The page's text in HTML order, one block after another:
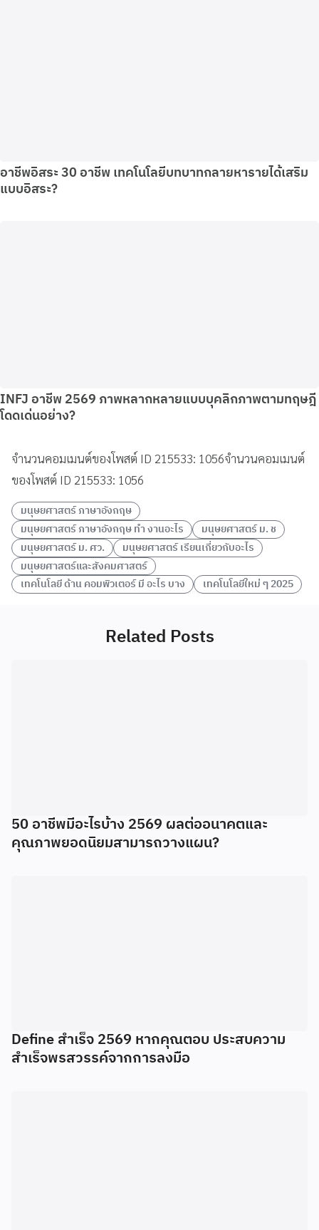
อาชีพอิสระ 30 อาชีพ เทคโนโลยีบทบาทกลายหารายได้เสริม
แบบอิสระ?
INFJ อาชีพ 2569 ภาพหลากหลายแบบบุคลิกภาพตามทฤษฎี
โดดเด่นอย่าง?
จำนวนคอมเมนต์ของโพสต์ ID 215533: 1056จำนวนคอมเมนต์
ของโพสต์ ID 215533: 1056
มนุษยศาสตร์ ภาษาอังกฤษ
มนุษยศาสตร์ ภาษาอังกฤษ ทํา งานอะไร
มนุษยศาสตร์ ม. ช
มนุษยศาสตร์ ม. ศว.
มนุษยศาสตร์ เรียนเกี่ยวกับอะไร
มนุษยศาสตร์และสังคมศาสตร์
เทคโนโลยี ด้าน คอมพิวเตอร์ มี อะไร บาง
เทคโนโลยีใหม่ ๆ 2025
Related Posts
50 อาชีพมีอะไรบ้าง 2569 ผลต่ออนาคตและ
คุณภาพยอดนิยมสามารถวางแผน?
Define สำเร็จ 2569 หากคุณตอบ ประสบความ
สำเร็จพรสวรรค์จากการลงมือ